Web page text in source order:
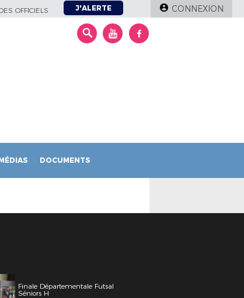
OFFICIELS J'ALERTE CONNEXION
DOCUMENTS
Finale Départementale Futsal
Séniors H